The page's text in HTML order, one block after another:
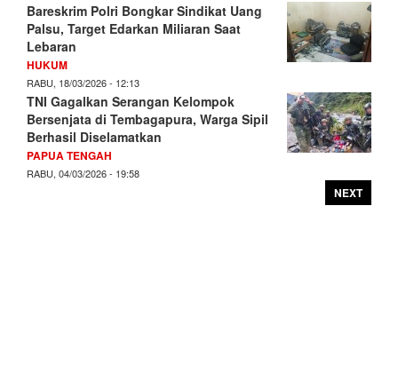
Bareskrim Polri Bongkar Sindikat Uang
Palsu, Target Edarkan Miliaran Saat
Lebaran
HUKUM
RABU, 18/03/2026 - 12:13
TNI Gagalkan Serangan Kelompok
Bersenjata di Tembagapura, Warga Sipil
Berhasil Diselamatkan
PAPUA TENGAH
RABU, 04/03/2026 - 19:58
NEXT